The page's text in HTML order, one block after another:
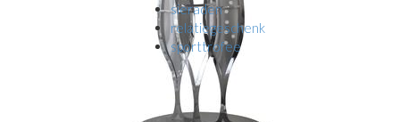
sieraden
relatiegeschenk
sporttrofee